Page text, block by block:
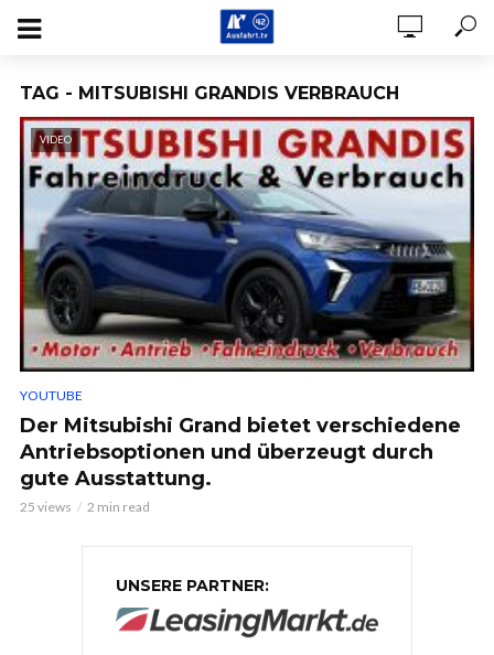
TAG - MITSUBISHI GRANDIS VERBRAUCH
VIDEO
YOUTUBE
Der Mitsubishi Grand bietet verschiedene
Antriebsoptionen und überzeugt durch
gute Ausstattung.
25 views 2 min read
UNSERE PARTNER: